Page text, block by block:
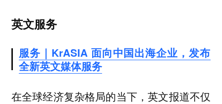
英文服务
服务｜KrASIA 面向中国出海企业，发布
全新英文媒体服务
在全球经济复杂格局的当下，英文报道不仅